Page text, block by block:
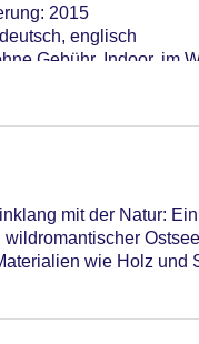
2015
englisch
Gebühr, Indoor, im
gesamten Hotel
pro Nacht ab 20.00
6,
Sterneklassifizierung
mit der Natur:
wildromantischer
wie Holz